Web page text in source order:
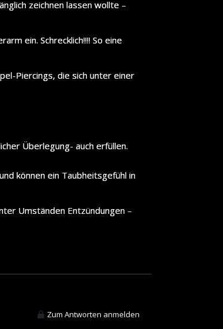
zeichnen lassen wollte –
ein. Schrecklich!!!! So eine
Piercings, die sich unter einer
Überlegung- auch erfüllen.
können ein Taubheitsgefühl in
Umständen Entzündungen –
Zum Antworten anmelden